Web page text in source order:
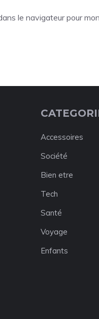
le navigateur pour
Accessoires
Société
Bien etre
Tech
Santé
Voyage
Enfants